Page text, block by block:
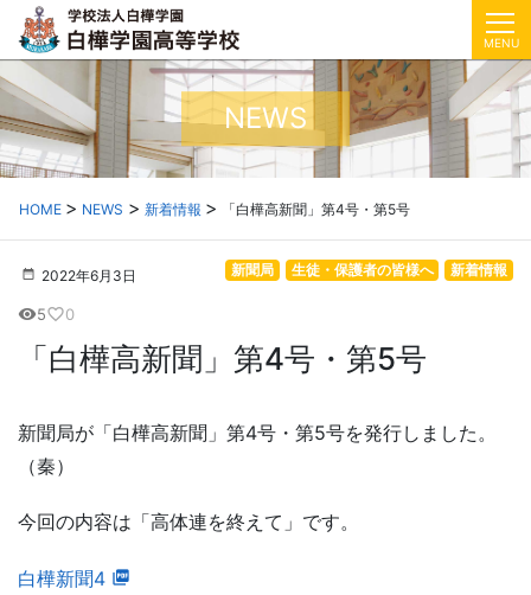
MENU
NEWS
HOME NEWS 新着情報 「白樺高新聞」第4号・第5号
2022年6月3日 新着情報
生徒・保護者の皆様へ
新聞局
visibility5favorite_border0
「白樺高新聞」第4号・第5号
新聞局が「白樺高新聞」第4号・第5号を発行しました。
（秦）
今回の内容は「高体連を終えて」です。
白樺新聞4